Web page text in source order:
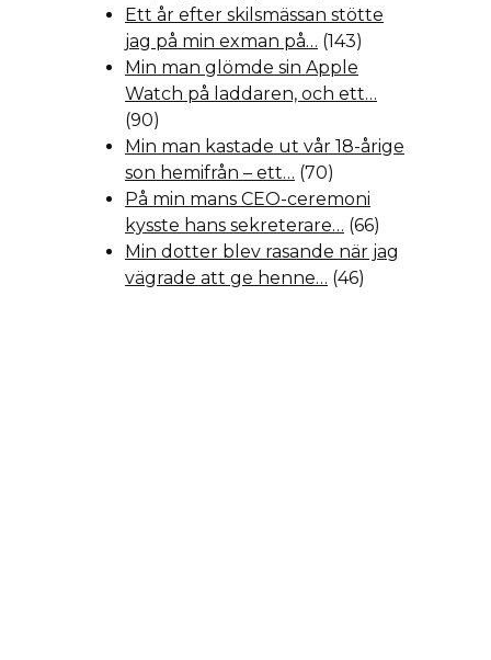
Ett år efter skilsmässan stötte
jag på min exman på… (143)
Min man glömde sin Apple
Watch på laddaren, och ett…
(90)
Min man kastade ut vår 18-årige
son hemifrån – ett… (70)
På min mans CEO-ceremoni
kysste hans sekreterare… (66)
Min dotter blev rasande när jag
vägrade att ge henne… (46)